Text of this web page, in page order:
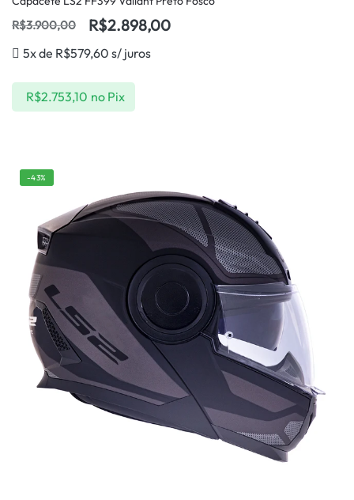
R$3.900,00 R$2.898,00
5x de R$579,60 s/ juros
R$2.753,10 no Pix
-43%